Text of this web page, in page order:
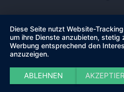
Diese Seite nutzt Website-
um ihre Dienste anzubieten, stetig
Werbung entsprechend den
anzuzeigen.
ABLEHNEN